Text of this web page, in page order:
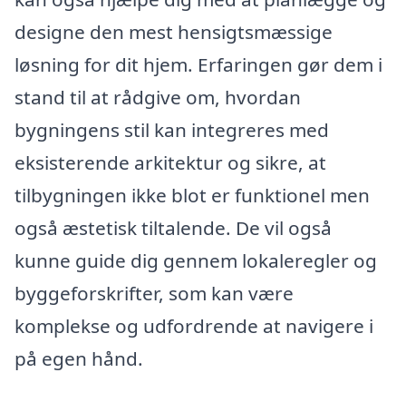
designe den mest hensigtsmæssige
løsning for dit hjem. Erfaringen gør dem i
stand til at rådgive om, hvordan
bygningens stil kan integreres med
eksisterende arkitektur og sikre, at
tilbygningen ikke blot er funktionel men
også æstetisk tiltalende. De vil også
kunne guide dig gennem lokaleregler og
byggeforskrifter, som kan være
komplekse og udfordrende at navigere i
på egen hånd.